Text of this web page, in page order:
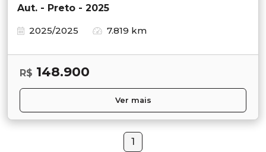
Aut. - Preto - 2025
2025/2025
7.819 km
R$ 148.900
Ver mais
1